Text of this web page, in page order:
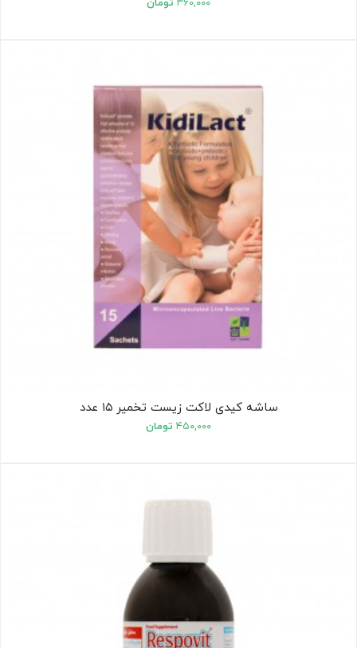
ساشه کیدی لاکت زیست تخمیر ۱۵ عدد
۴۵۰,۰۰۰ تومان